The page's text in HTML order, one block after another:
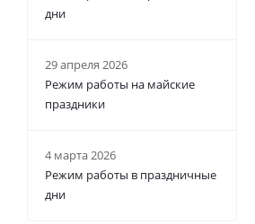
дни
29 апреля 2026
Режим работы на майские
праздники
4 марта 2026
Режим работы в праздничные
дни